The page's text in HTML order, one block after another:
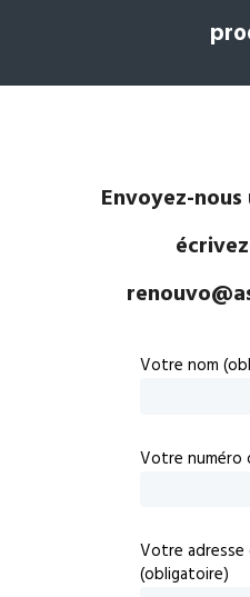
Envoyez-
Votre nom
Votre numéro
Votre adresse
(obligatoire)